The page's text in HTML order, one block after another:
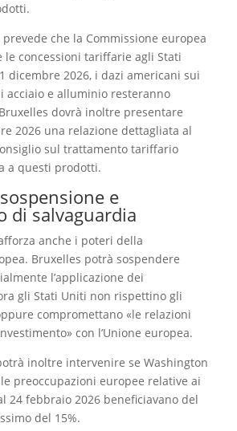
prevede che la Commissione europea
le concessioni tariffarie agli Stati
dicembre 2026, i dazi americani sui
acciaio e alluminio resteranno
dovrà inoltre presentare
2026 una relazione dettagliata al
sul trattamento tariffario
a questi prodotti.
e
di salvaguardia
anche i poteri della
Bruxelles potrà sospendere
l’applicazione dei
gli Stati Uniti non rispettino gli
compromettano «le relazioni
con l’Unione europea.
inoltre intervenire se Washington
preoccupazioni europee relative ai
24 febbraio 2026 beneficiavano del
del 15%.